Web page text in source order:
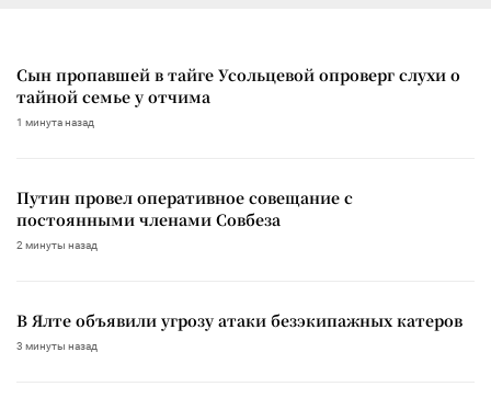
Сын пропавшей в тайге Усольцевой опроверг слухи о
тайной семье у отчима
1 минута назад
Путин провел оперативное совещание с
постоянными членами Совбеза
2 минуты назад
В Ялте объявили угрозу атаки безэкипажных катеров
3 минуты назад